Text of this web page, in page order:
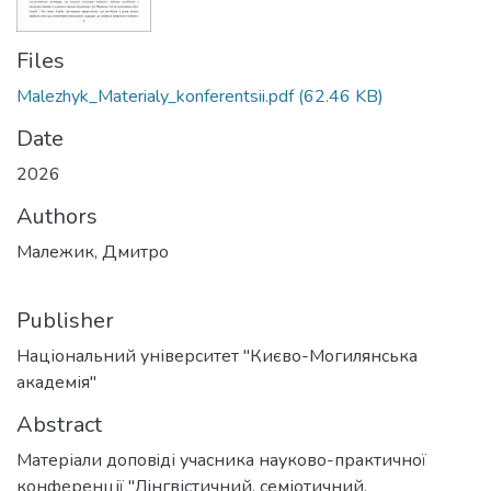
Files
Malezhyk_Materialy_konferentsii.pdf(62.46 KB)
Date
2026
Authors
Малежик, Дмитро
Publisher
Національний університет "Києво-Могилянська
академія"
Abstract
Матеріали доповiді учасника науково-практичної